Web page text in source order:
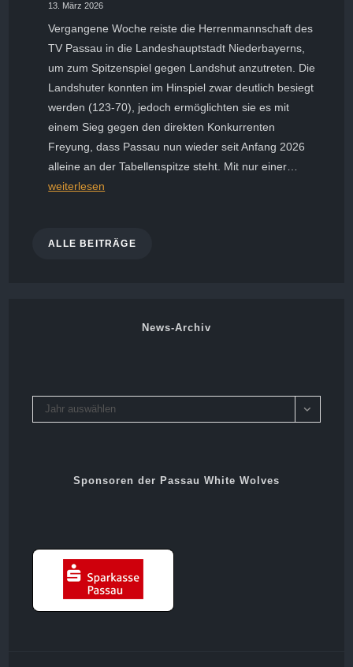
13. März 2026
Vergangene Woche reiste die Herrenmannschaft des
TV Passau in die Landeshauptstadt Niederbayerns,
um zum Spitzenspiel gegen Landshut anzutreten. Die
Landshuter konnten im Hinspiel zwar deutlich besiegt
werden (123-70), jedoch ermöglichten sie es mit
einem Sieg gegen den direkten Konkurrenten
Freyung, dass Passau nun wieder seit Anfang 2026
alleine an der Tabellenspitze steht. Mit nur einer…
weiterlesen
ALLE BEITRÄGE
News-Archiv
Archiv
Jahr auswählen
Sponsoren der Passau White Wolves